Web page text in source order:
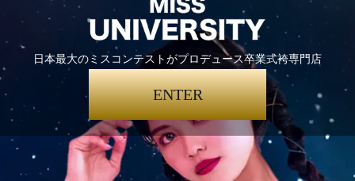
日本最大のミスコンテストがプロデュース卒業式袴専門店
ENTER